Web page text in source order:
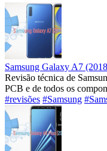
Samsung Galaxy A7
Revisão técnica de
PCB e de todos os
#revisões #Samsung